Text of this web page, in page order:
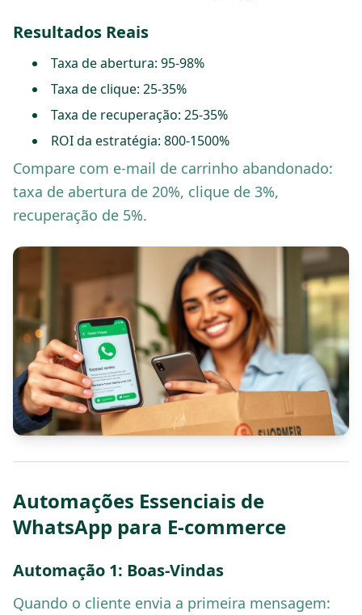
Resultados Reais
Taxa de abertura: 95-98%
Taxa de clique: 25-35%
Taxa de recuperação: 25-35%
ROI da estratégia: 800-1500%
Compare com e-mail de carrinho abandonado:
taxa de abertura de 20%, clique de 3%,
recuperação de 5%.
Automações Essenciais de
WhatsApp para E-commerce
Automação 1: Boas-Vindas
Quando o cliente envia a primeira mensagem: